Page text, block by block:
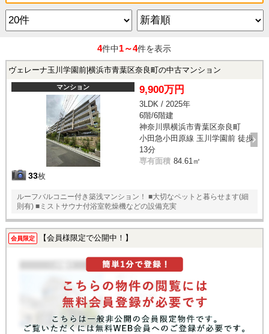
4件中1～4件を表示
ヴェレーナ玉川学園前|横浜市青葉区奈良町の中古マンション
マンション
33枚
9,900万円
3LDK / 2025年
6階/6階建
神奈川県横浜市青葉区奈良町
小田急小田原線 玉川学園前 徒歩
13分
専有面積 84.61㎡
ルーフバルコニー付き築浅マンション！ ■大切なペットと暮らせます(細
則有) ■ミストサウナ付浴室乾燥機などの設備充実
会員限定 【会員様限定で公開中！】